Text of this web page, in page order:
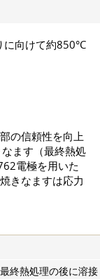
向けて約850°C
の信頼性を向上
ます（最終熱処
電極を用いた
きなますは応力
終熱処理の後に溶接